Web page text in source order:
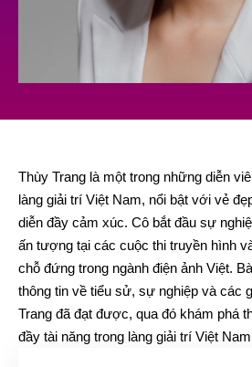
Thùy Trang là một trong những diễn
làng giải trí Việt Nam, nổi bật với vẻ
diễn đầy cảm xúc. Cô bắt đầu sự
ấn tượng tại các cuộc thi truyền hình
chỗ đứng trong ngành điện ảnh Việt.
thông tin về tiểu sử, sự nghiệp và các
Trang đã đạt được, qua đó khám phá
đầy tài năng trong làng giải trí Việt